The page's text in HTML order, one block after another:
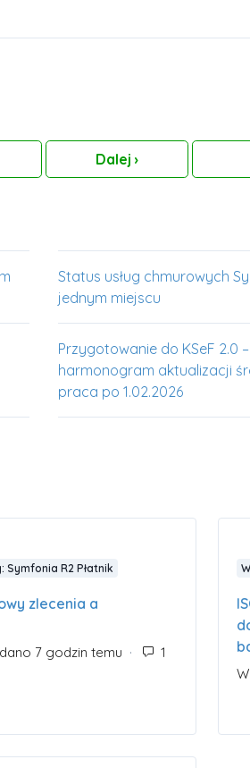
Dalej ›
Status usług chmurowych
jednym miejscu
Przygotowanie do KSeF
harmonogram aktualizacji
praca po 1.02.2026
Symfonia R2 Płatnik
zlecenia a
7 godzin temu Liczba